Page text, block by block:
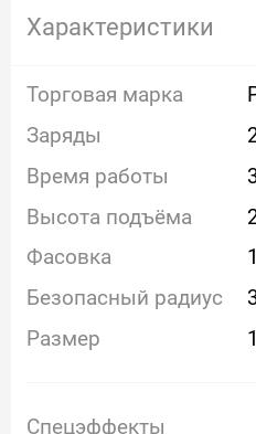
Характеристики
Торговая марка
Заряды
Время работы
Высота подъёма
Фасовка
Безопасный радиус
Размер
Спецэффекты